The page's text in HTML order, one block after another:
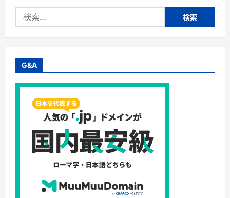
フ）】
ホ
処
す
オ
ン
ラ
イ
発
毛
治
療
に
つ
て
さ
索:
G&A